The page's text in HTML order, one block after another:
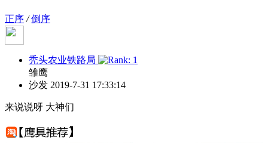
正序 / 倒序
秃头农业铁路局
雏鹰
沙发 2019-7-31 17:33:14
来说说呀 大神们